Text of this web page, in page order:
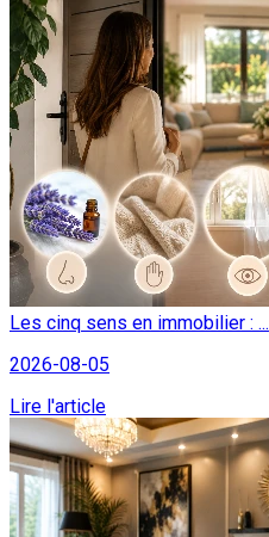
Les cinq sens en immobilier : ...
2026-08-05
Lire l'article